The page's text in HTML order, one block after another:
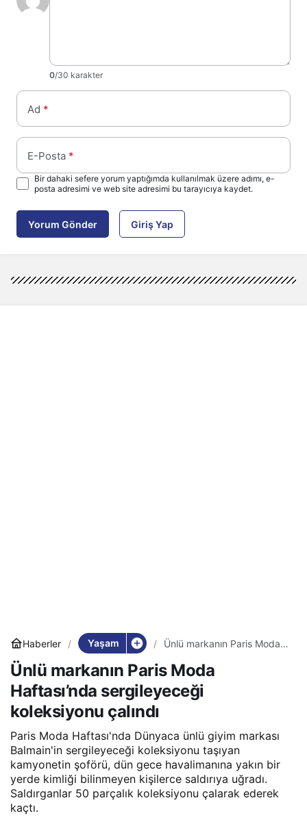
0/30 karakter
Ad *
E-Posta *
Bir dahaki sefere yorum yaptığımda kullanılmak üzere adımı, e-
posta adresimi ve web site adresimi bu tarayıcıya kaydet.
Yorum Gönder Giriş Yap
Haberler Yaşam
Ünlü markanın Paris Moda
koleksiyonu çalındı
Ünlü markanın Paris Moda
Haftası’nda sergileyeceği
koleksiyonu çalındı
Paris Moda Haftası'nda Dünyaca ünlü giyim markası
Balmain'in sergileyeceği koleksiyonu taşıyan
kamyonetin şoförü, dün gece havalimanına yakın bir
yerde kimliği bilinmeyen kişilerce saldırıya uğradı.
Saldırganlar 50 parçalık koleksiyonu çalarak ederek
kaçtı.